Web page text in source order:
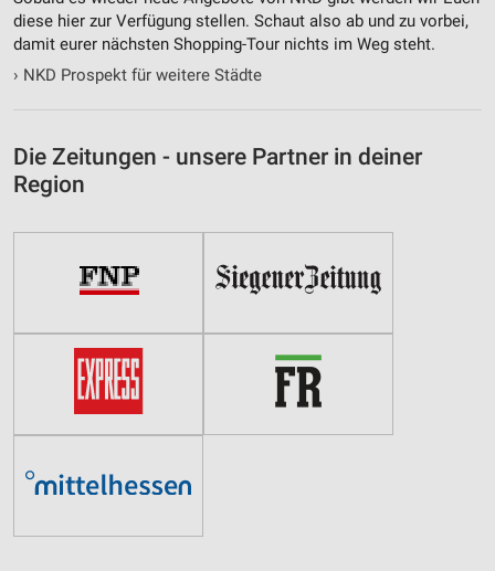
diese hier zur Verfügung stellen. Schaut also ab und zu vorbei,
damit eurer nächsten Shopping-Tour nichts im Weg steht.
› NKD Prospekt für weitere Städte
Die Zeitungen - unsere Partner in deiner
Region